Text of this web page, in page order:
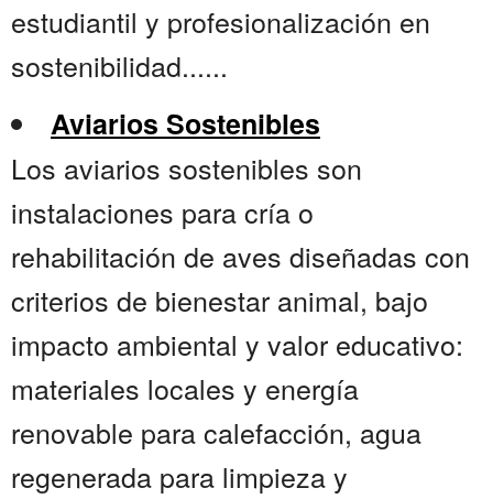
estudiantil y profesionalización en
sostenibilidad......
Aviarios Sostenibles
Los aviarios sostenibles son
instalaciones para cría o
rehabilitación de aves diseñadas con
criterios de bienestar animal, bajo
impacto ambiental y valor educativo:
materiales locales y energía
renovable para calefacción, agua
regenerada para limpieza y